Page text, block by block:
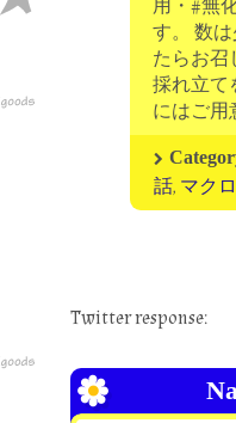
用・#無
す。 数
たらお召
採れ立て
にはご用
話, マク
Twitter response: